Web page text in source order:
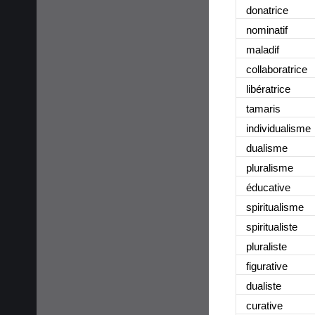
donatrice
nominatif
maladif
collaboratrice
libératrice
tamaris
individualisme
dualisme
pluralisme
éducative
spiritualisme
spiritualiste
pluraliste
figurative
dualiste
curative